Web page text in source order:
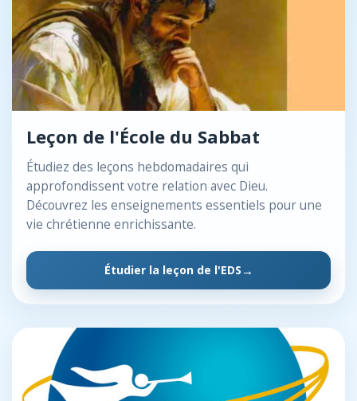
Leçon de l'École du Sabbat
Étudiez des leçons hebdomadaires qui
approfondissent votre relation avec Dieu.
Découvrez les enseignements essentiels pour une
vie chrétienne enrichissante.
Étudier la leçon de l'EDS